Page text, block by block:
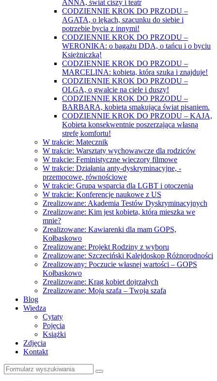
ANNA, świat ciszy i teatr
CODZIENNIE KROK DO PRZODU –
AGATA, o lękach, szacunku do siebie i
potrzebie bycia z innymi!
CODZIENNIE KROK DO PRZODU –
WERONIKA: o bagażu DDA, o tańcu i o byciu
Księżniczką!
CODZIENNIE KROK DO PRZODU –
MARCELINA: kobieta, która szuka i znajduje!
CODZIENNIE KROK DO PRZODU –
OLGA, o gwałcie na ciele i duszy!
CODZIENNIE KROK DO PRZODU –
BARBARA, kobieta smakująca świat pisaniem.
CODZIENNIE KROK DO PRZODU – KAJA,
Kobieta konsekwentnie poszerzająca własną
strefę komfortu!
W trakcie: Matecznik
W trakcie: Warsztaty wychowawcze dla rodziców
W trakcie: Feministyczne wieczory filmowe
W trakcie: Działania anty-dyskryminacyjne, -
przemocowe, równościowe
W trakcie: Grupa wsparcia dla LGBT i otoczenia
W trakcie: Konferencje naukowe z US
Zrealizowane: Akademia Testów Dyskryminacyjnych
Zrealizowane: Kim jest kobieta, która mieszka we
mnie?
Zrealizowane: Kawiarenki dla mam GOPS,
Kołbaskowo
Zrealizowane: Projekt Rodziny z wyboru
Zrealizowane: Szczeciński Kalejdoskop Różnorodności
Zrealizowany: Poczucie własnej wartości – GOPS
Kołbaskowo
Zrealizowane: Krąg kobiet dojrzałych
Zrealizowane: Moja szafa – Twoja szafa
Blog
Wiedza
Cytaty
Pojęcia
Książki
Zdjęcia
Kontakt
Szukaj